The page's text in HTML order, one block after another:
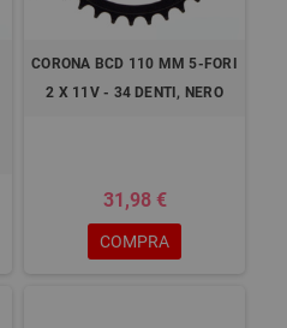
CORONA BCD 110 MM 5-FORI
2 X 11V - 34 DENTI, NERO
31,98 €
COMPRA